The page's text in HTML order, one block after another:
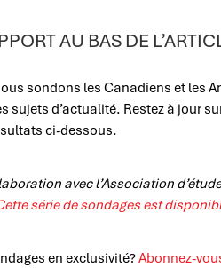
AU BAS DE
sondons les Canadiens et les
sujets d’actualité. Restez à jour
ci-dessous.
avec l’Association
série de sondages est
en exclusivité?Abonnez-